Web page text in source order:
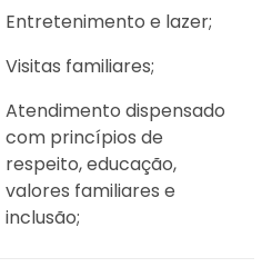
Entretenimento e lazer;
Visitas familiares;
Atendimento dispensado
com princípios de
respeito, educação,
valores familiares e
inclusão;